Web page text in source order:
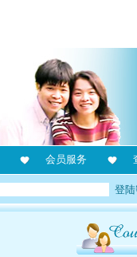
会员服务
登